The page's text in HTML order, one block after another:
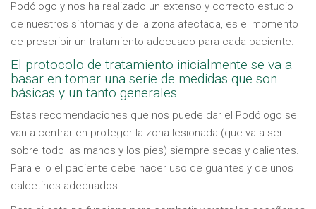
Podólogo y nos ha realizado un extenso y correcto estudio
de nuestros síntomas y de la zona afectada, es el momento
de prescribir un tratamiento adecuado para cada paciente.
El protocolo de tratamiento inicialmente se va a
basar en tomar una serie de medidas que son
básicas y un tanto generales.
Estas recomendaciones que nos puede dar el Podólogo se
van a centrar en proteger la zona lesionada (que va a ser
sobre todo las manos y los pies) siempre secas y calientes.
Para ello el paciente debe hacer uso de guantes y de unos
calcetines adecuados.